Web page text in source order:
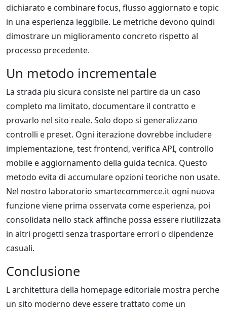
dichiarato e combinare focus, flusso aggiornato e topic
in una esperienza leggibile. Le metriche devono quindi
dimostrare un miglioramento concreto rispetto al
processo precedente.
Un metodo incrementale
La strada piu sicura consiste nel partire da un caso
completo ma limitato, documentare il contratto e
provarlo nel sito reale. Solo dopo si generalizzano
controlli e preset. Ogni iterazione dovrebbe includere
implementazione, test frontend, verifica API, controllo
mobile e aggiornamento della guida tecnica. Questo
metodo evita di accumulare opzioni teoriche non usate.
Nel nostro laboratorio smartecommerce.it ogni nuova
funzione viene prima osservata come esperienza, poi
consolidata nello stack affinche possa essere riutilizzata
in altri progetti senza trasportare errori o dipendenze
casuali.
Conclusione
L architettura della homepage editoriale mostra perche
un sito moderno deve essere trattato come un